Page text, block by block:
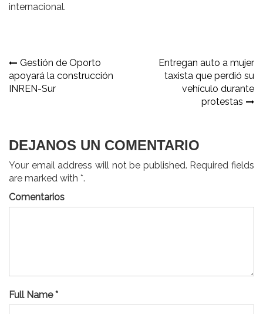
internacional.
Navegación
de
Gestión de Oporto
apoyará la construcción
INREN-Sur
Entregan auto a mujer
taxista que perdió su
vehículo durante
protestas
DEJANOS UN COMENTARIO
Your email address will not be published. Required fields
are marked with *.
Comentarios
Full Name *